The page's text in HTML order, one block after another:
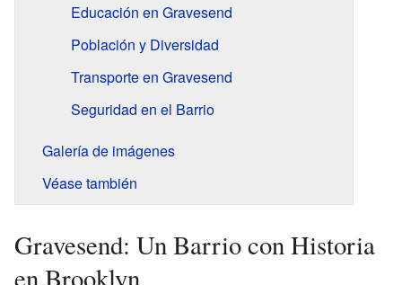
Educación en Gravesend
Población y Diversidad
Transporte en Gravesend
Seguridad en el Barrio
Galería de imágenes
Véase también
Gravesend: Un Barrio con Historia
en Brooklyn